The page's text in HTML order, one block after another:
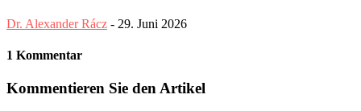
Dr. Alexander Rácz - 29. Juni 2026
1 Kommentar
Kommentieren Sie den Artikel